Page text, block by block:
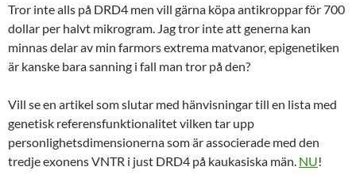
Tror inte alls på DRD4 men vill gärna köpa antikroppar för 700
dollar per halvt mikrogram. Jag tror inte att generna kan
minnas delar av min farmors extrema matvanor, epigenetiken
är kanske bara sanning i fall man tror på den?
Vill se en artikel som slutar med hänvisningar till en lista med
genetisk referensfunktionalitet vilken tar upp
personlighetsdimensionerna som är associerade med den
tredje exonens VNTR i just DRD4 på kaukasiska män. NU!